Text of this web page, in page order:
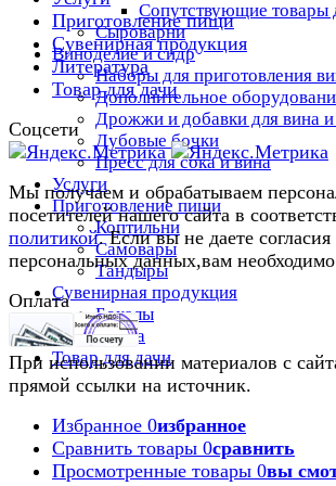
Сопутствующие товары
Сыроварни
Виноделие и сидр
Наборы для приготовления
Дополнительное
Дрожжи и добавки для вина
Дубовые бочки
Пресс для сока и вина
Услуги
Приготовление пищи
Коптильни
Самовары
Тандыры
Сувенирная продукция
Бокалы
Литература
Товар для дачи
Приготовление пищи
Сувенирная продукция
Литература
Товар для дачи
Соцсети
Мы получаем и обрабатываем
посетителей нашего сайта в
политикой. Если вы не даете
персональных данных,вам
Оплата
При использовании материалов с
прямой ссылки на источник.
Избранное 0избранное
Сравнить товары 0сравнить
Просмотренные товары 0вы